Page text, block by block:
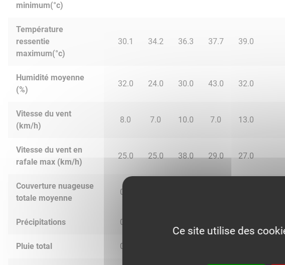
minimum(°c)
Température
ressentie
maximum(°c)
30.1 34.2 36.3 37.7 39.0
Humidité moyenne
(%)
32.0 24.0 30.0 43.0 32.0
Vitesse du vent
(km/h)
8.0 7.0 10.0 7.0 13.0
Vitesse du vent en
rafale max (km/h)
25.0 25.0 38.0 29.0 27.0
Couverture nuageuse
totale moyenne
0.0
Précipitations 0.0
Pluie total 0.0
Ce site utilise des